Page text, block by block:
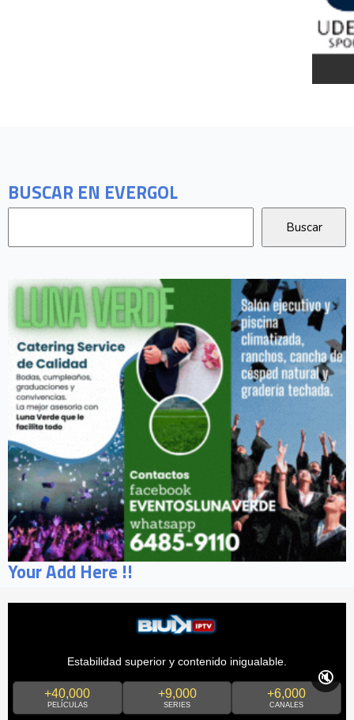
BUSCAR EN EVERGOL
Your Add Here !!
Estabilidad superior y contenido inigualable.
+40,000
PELÍCULAS
+9,000
SERIES
+6,000
CANALES
🔇